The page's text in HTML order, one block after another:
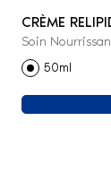
CRÈME
Soin
50ml